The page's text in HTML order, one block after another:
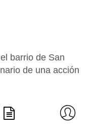
barrio de San
de una acción